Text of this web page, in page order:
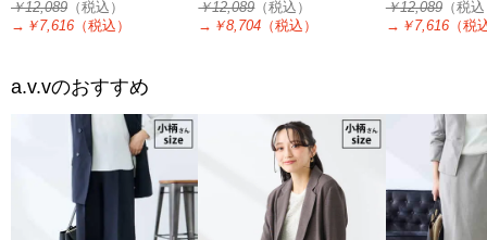
￥12,089 （税込）
→ ￥7,616 （税込）
￥12,089（税込）
→ ￥8,704 （税込）
￥12,089（税
→ ￥7,616（税
a.v.vのおすすめ